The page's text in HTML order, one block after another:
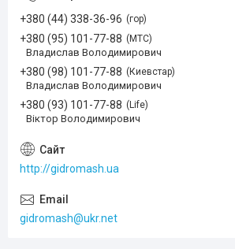
+380 (44) 338-36-96 гор
+380 (95) 101-77-88 МТС
Владислав Володимирович
+380 (98) 101-77-88 Киевстар
Владислав Володимирович
+380 (93) 101-77-88 Life
Віктор Володимирович
http://gidromash.ua
gidromash@ukr.net